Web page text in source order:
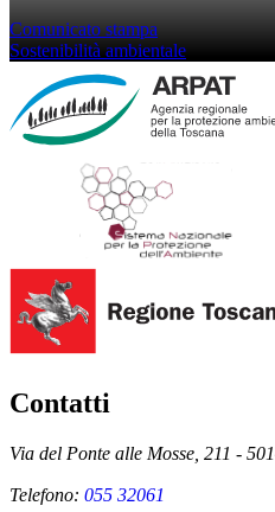
Comunicato stampa
Sostenibilità ambientale
Contatti
Via del Ponte alle Mosse, 211 -
Telefono: 055 32061